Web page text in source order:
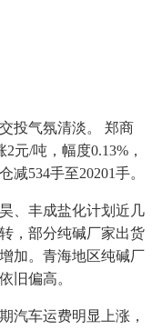
投气氛清淡。 郑商
元/吨，幅度0.13%，
减534手至20201手。
、丰成盐化计划近几
，部分纯碱厂家出货
加。青海地区纯碱厂
旧偏高。
车运费明显上涨，